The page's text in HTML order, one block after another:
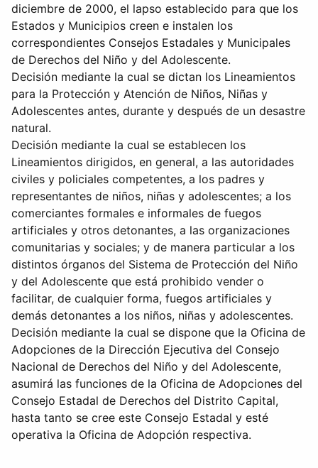
diciembre de 2000, el lapso establecido para que los
Estados y Municipios creen e instalen los
correspondientes Consejos Estadales y Municipales
de Derechos del Niño y del Adolescente.
Decisión mediante la cual se dictan los Lineamientos
para la Protección y Atención de Niños, Niñas y
Adolescentes antes, durante y después de un desastre
natural.
Decisión mediante la cual se establecen los
Lineamientos dirigidos, en general, a las autoridades
civiles y policiales competentes, a los padres y
representantes de niños, niñas y adolescentes; a los
comerciantes formales e informales de fuegos
artificiales y otros detonantes, a las organizaciones
comunitarias y sociales; y de manera particular a los
distintos órganos del Sistema de Protección del Niño
y del Adolescente que está prohibido vender o
facilitar, de cualquier forma, fuegos artificiales y
demás detonantes a los niños, niñas y adolescentes.
Decisión mediante la cual se dispone que la Oficina de
Adopciones de la Dirección Ejecutiva del Consejo
Nacional de Derechos del Niño y del Adolescente,
asumirá las funciones de la Oficina de Adopciones del
Consejo Estadal de Derechos del Distrito Capital,
hasta tanto se cree este Consejo Estadal y esté
operativa la Oficina de Adopción respectiva.